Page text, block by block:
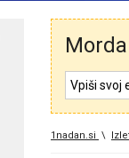
1nadan.si \